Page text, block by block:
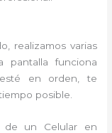
realizamos varias
pantalla funciona
en orden, te
posible.
de un Celular en